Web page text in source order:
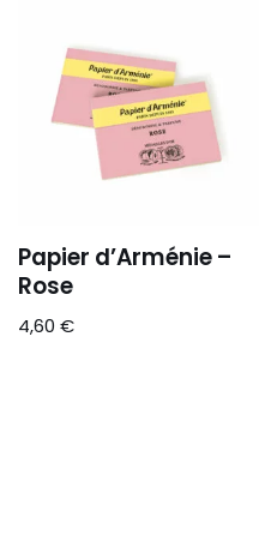
Papier d’Arménie –
Rose
4,60 €